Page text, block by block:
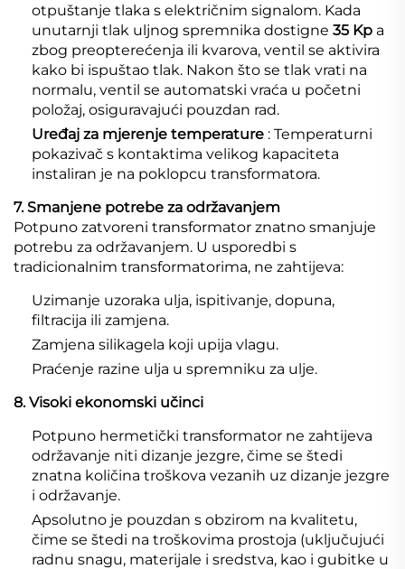
otpuštanje tlaka s električnim signalom. Kada
unutarnji tlak uljnog spremnika dostigne 35 Kp a
zbog preopterećenja ili kvarova, ventil se aktivira
kako bi ispuštao tlak. Nakon što se tlak vrati na
normalu, ventil se automatski vraća u početni
položaj, osiguravajući pouzdan rad.
Uređaj za mjerenje temperature : Temperaturni
pokazivač s kontaktima velikog kapaciteta
instaliran je na poklopcu transformatora.
7. Smanjene potrebe za održavanjem
Potpuno zatvoreni transformator znatno smanjuje
potrebu za održavanjem. U usporedbi s
tradicionalnim transformatorima, ne zahtijeva:
Uzimanje uzoraka ulja, ispitivanje, dopuna,
filtracija ili zamjena.
Zamjena silikagela koji upija vlagu.
Praćenje razine ulja u spremniku za ulje.
8. Visoki ekonomski učinci
Potpuno hermetički transformator ne zahtijeva
održavanje niti dizanje jezgre, čime se štedi
znatna količina troškova vezanih uz dizanje jezgre
i održavanje.
Apsolutno je pouzdan s obzirom na kvalitetu,
čime se štedi na troškovima prostoja (uključujući
radnu snagu, materijale i sredstva, kao i gubitke u